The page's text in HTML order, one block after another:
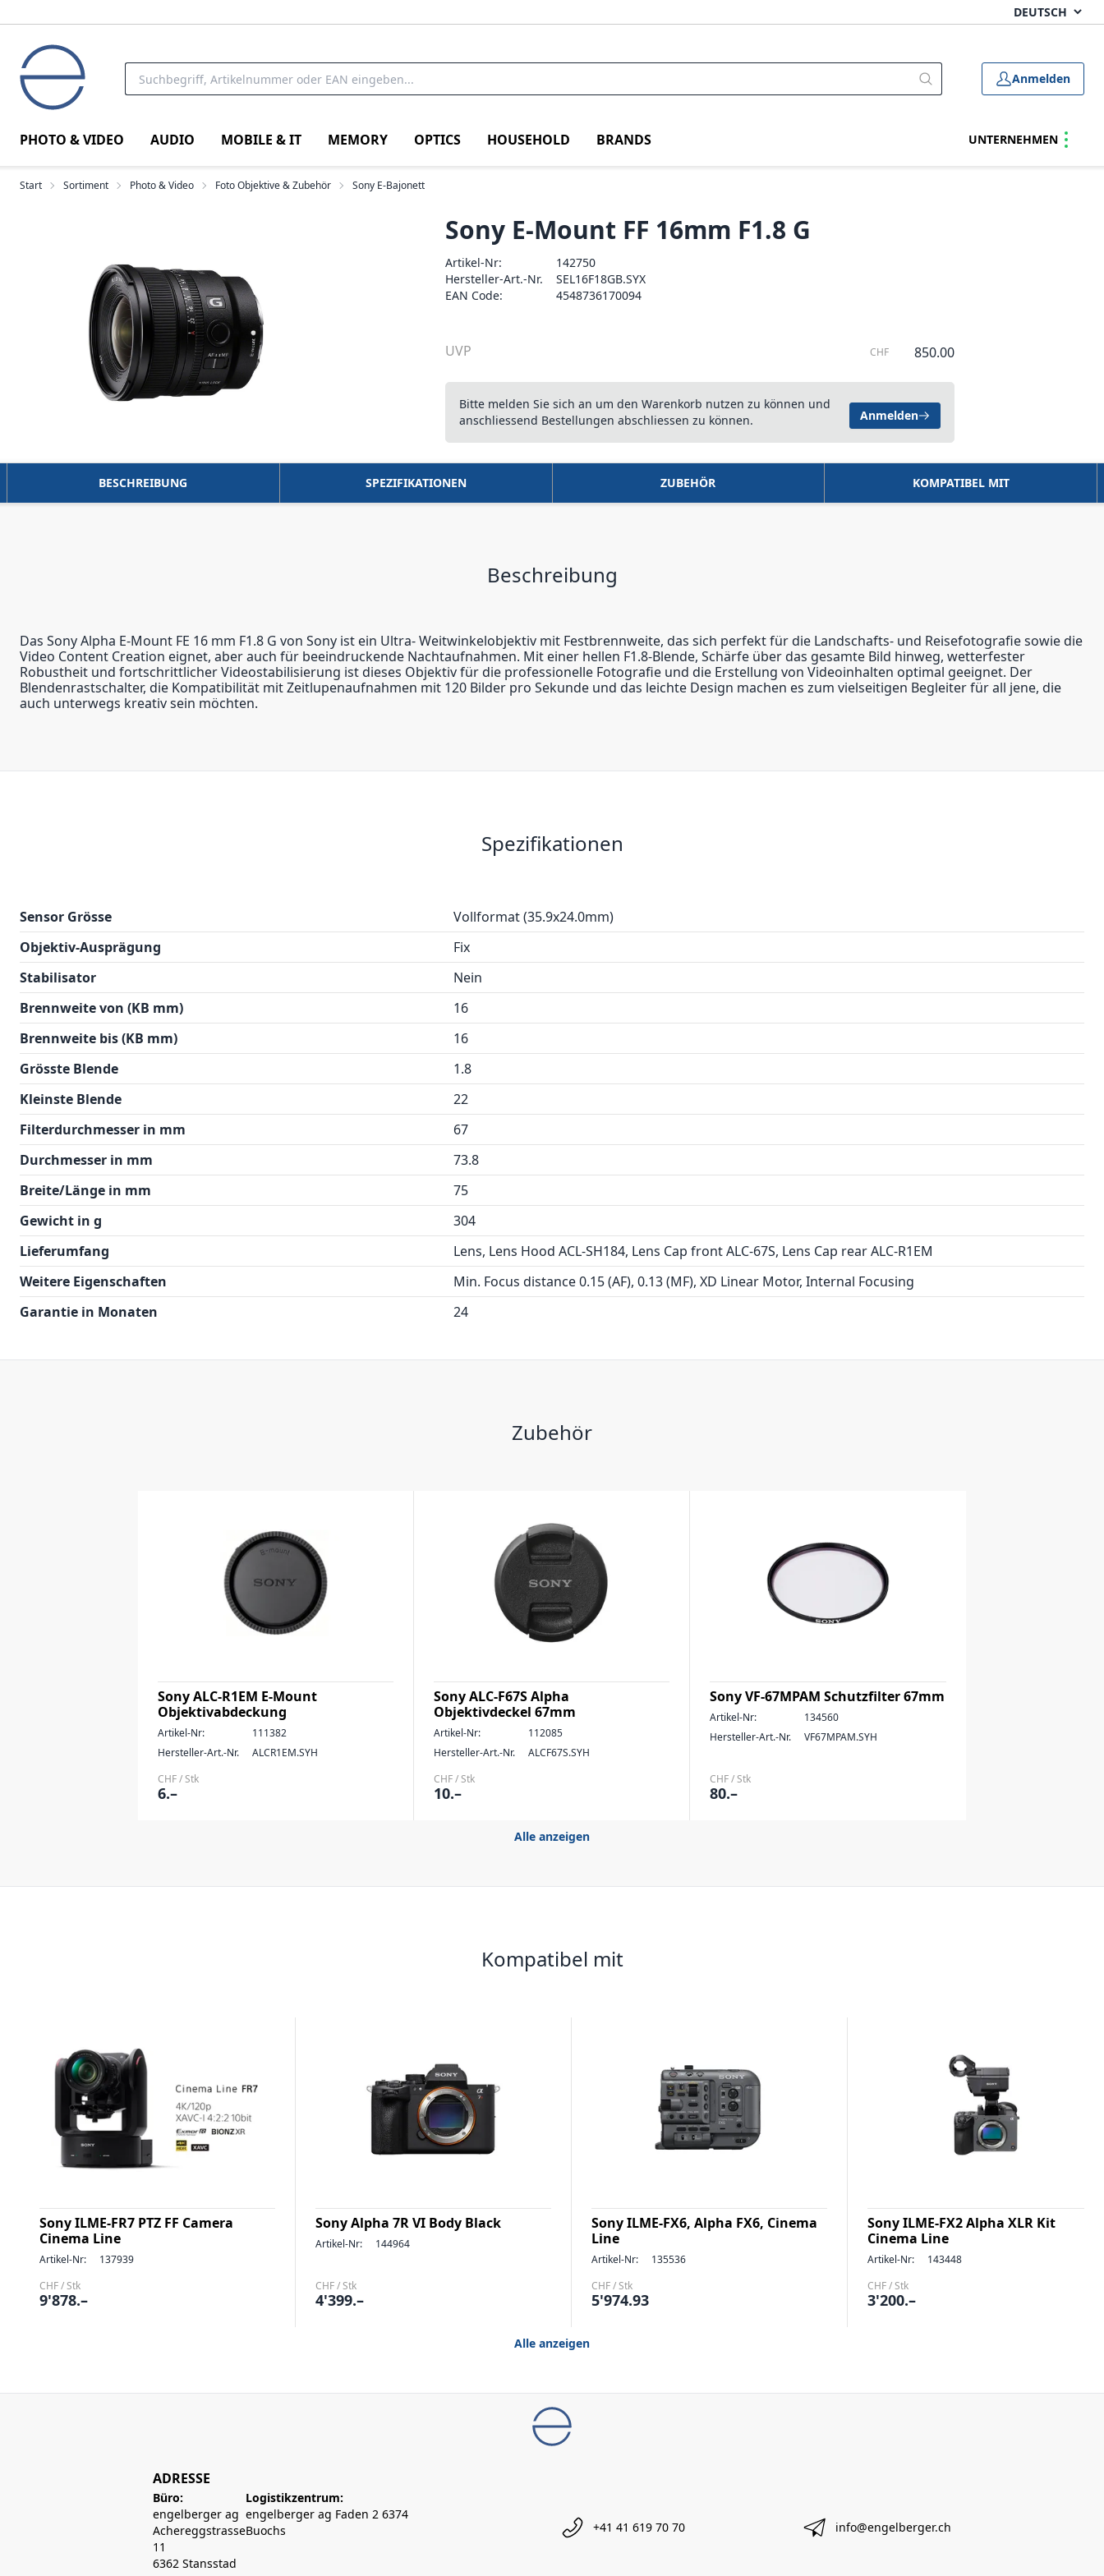
Anmelden
PHOTO & VIDEO AUDIO MOBILE & IT MEMORY OPTICS HOUSEHOLD BRANDS UNTERNEHMEN
Start Sortiment Photo & Video Foto Objektive & Zubehör Sony E-Bajonett
Sony E-Mount FF 16mm F1.8 G
Artikel-Nr:
142750
Hersteller-Art.-Nr.
SEL16F18GB.SYX
EAN Code:
4548736170094
UVP CHF 850.00
Bitte melden Sie sich an um den Warenkorb nutzen zu können und
anschliessend Bestellungen abschliessen zu können.
Anmelden
BESCHREIBUNG SPEZIFIKATIONEN ZUBEHÖR KOMPATIBEL MIT
Beschreibung
Das Sony Alpha E-Mount FE 16 mm F1.8 G von Sony ist ein Ultra- Weitwinkelobjektiv mit Festbrennweite, das sich perfekt für die Landschafts- und Reisefotografie sowie die
Video Content Creation eignet, aber auch für beeindruckende Nachtaufnahmen. Mit einer hellen F1.8-Blende, Schärfe über das gesamte Bild hinweg, wetterfester
Robustheit und fortschrittlicher Videostabilisierung ist dieses Objektiv für die professionelle Fotografie und die Erstellung von Videoinhalten optimal geeignet. Der
Blendenrastschalter, die Kompatibilität mit Zeitlupenaufnahmen mit 120 Bilder pro Sekunde und das leichte Design machen es zum vielseitigen Begleiter für all jene, die
auch unterwegs kreativ sein möchten.
Spezifikationen
Sensor Grösse
Vollformat (35.9x24.0mm)
Objektiv-Ausprägung
Fix
Stabilisator
Nein
Brennweite von (KB mm)
16
Brennweite bis (KB mm)
16
Grösste Blende
1.8
Kleinste Blende
22
Filterdurchmesser in mm
67
Durchmesser in mm
73.8
Breite/Länge in mm
75
Gewicht in g
304
Lieferumfang
Lens, Lens Hood ACL-SH184, Lens Cap front ALC-67S, Lens Cap rear ALC-R1EM
Weitere Eigenschaften
Min. Focus distance 0.15 (AF), 0.13 (MF), XD Linear Motor, Internal Focusing
Garantie in Monaten
24
Zubehör
Sony ALC-R1EM E-Mount
Objektivabdeckung
Artikel-Nr:
111382
Hersteller-Art.-Nr.
ALCR1EM.SYH
CHF / Stk
6.–
Sony ALC-F67S Alpha
Objektivdeckel 67mm
Artikel-Nr:
112085
Hersteller-Art.-Nr.
ALCF67S.SYH
CHF / Stk
10.–
Sony VF-67MPAM Schutzfilter 67mm
Artikel-Nr:
134560
Hersteller-Art.-Nr.
VF67MPAM.SYH
CHF / Stk
80.–
Alle anzeigen
Kompatibel mit
Sony ILME-FR7 PTZ FF Camera
Cinema Line
Artikel-Nr:
137939
CHF / Stk
9'878.–
Sony Alpha 7R VI Body Black
Artikel-Nr: 144964
CHF / Stk
4'399.–
Sony ILME-FX6, Alpha FX6, Cinema
Line
Artikel-Nr:
135536
CHF / Stk
5'974.93
Sony ILME-FX2 Alpha XLR Kit
Cinema Line
Artikel-Nr:
143448
CHF / Stk
3'200.–
Alle anzeigen
ADRESSE
Büro:
engelberger ag
Achereggstrasse
11
6362 Stansstad
Logistikzentrum:
engelberger ag Faden 2 6374
Buochs
+41 41 619 70 70 info@engelberger.ch